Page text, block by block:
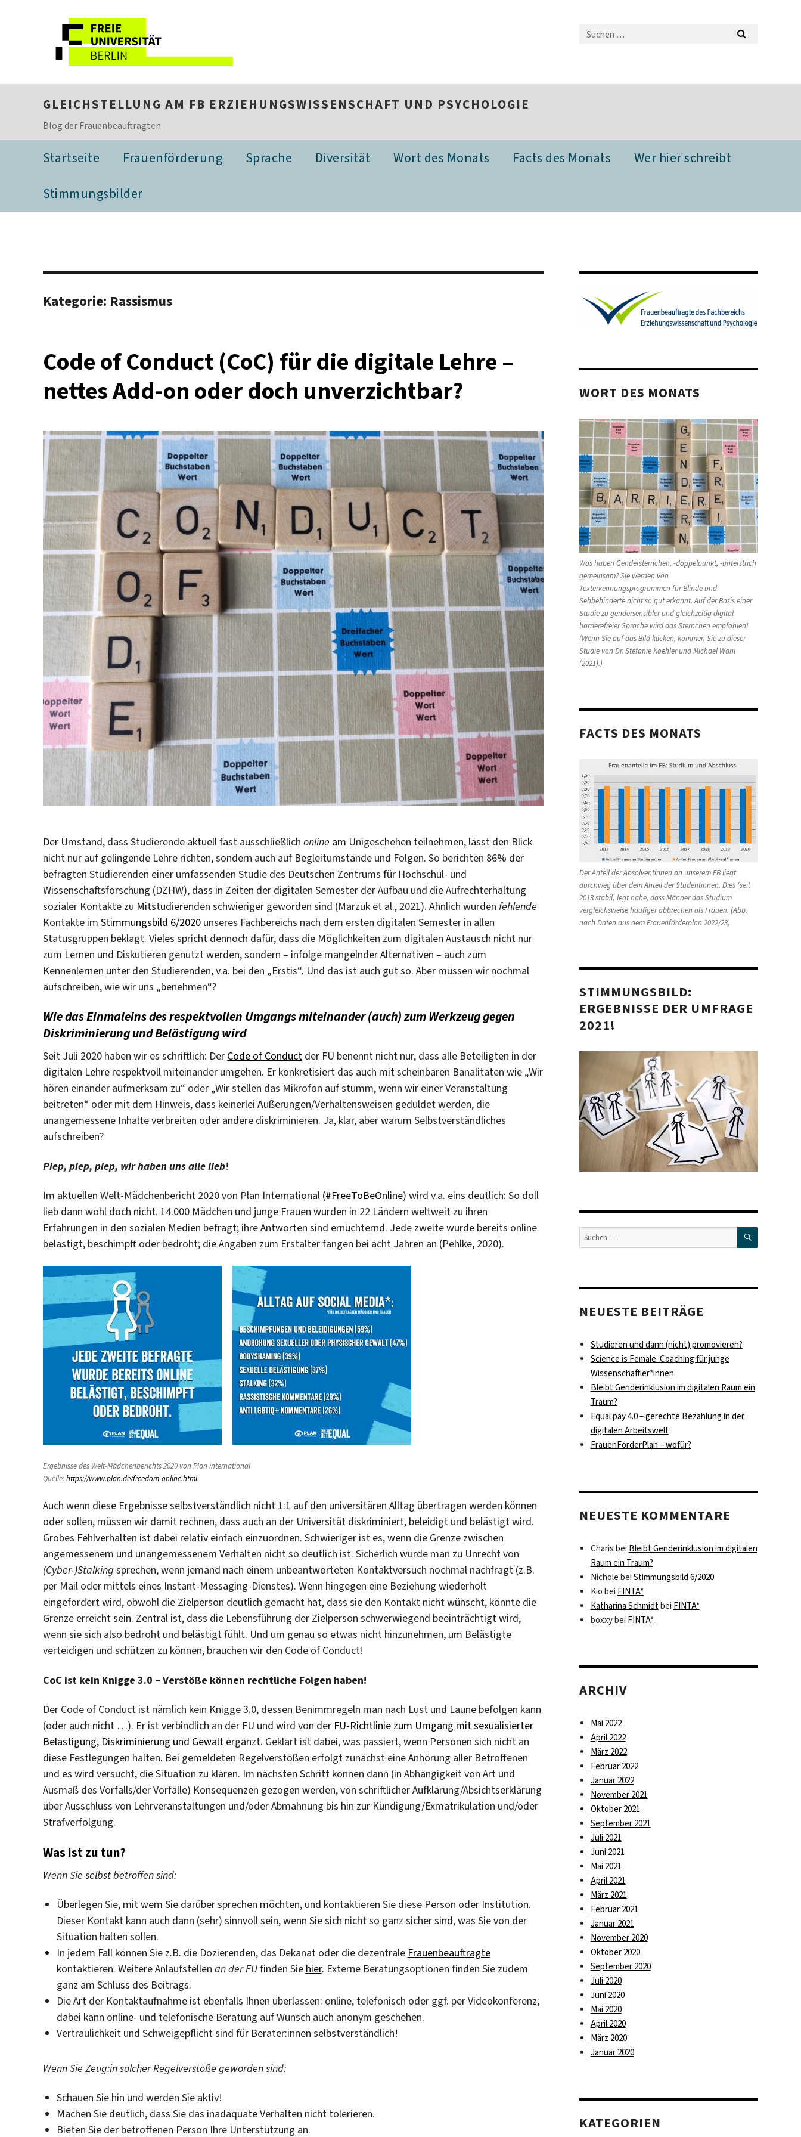
GLEICHSTELLUNG AM FB ERZIEHUNGSWISSENSCHAFT UND PSYCHOLOGIE
Blog der Frauenbeauftragten
Startseite Frauenförderung Sprache Diversität Wort des Monats Facts des Monats Wer hier schreibt
Stimmungsbilder
Kategorie: Rassismus
Code of Conduct (CoC) für die digitale Lehre –
nettes Add-on oder doch unverzichtbar?
Der Umstand, dass Studierende aktuell fast ausschließlich online am Unigeschehen teilnehmen, lässt den Blick
nicht nur auf gelingende Lehre richten, sondern auch auf Begleitumstände und Folgen. So berichten 86% der
befragten Studierenden einer umfassenden Studie des Deutschen Zentrums für Hochschul- und
Wissenschaftsforschung (DZHW), dass in Zeiten der digitalen Semester der Aufbau und die Aufrechterhaltung
sozialer Kontakte zu Mitstudierenden schwieriger geworden sind (Marzuk et al., 2021). Ähnlich wurden fehlende
Kontakte im Stimmungsbild 6/2020 unseres Fachbereichs nach dem ersten digitalen Semester in allen
Statusgruppen beklagt. Vieles spricht dennoch dafür, dass die Möglichkeiten zum digitalen Austausch nicht nur
zum Lernen und Diskutieren genutzt werden, sondern – infolge mangelnder Alternativen – auch zum
Kennenlernen unter den Studierenden, v.a. bei den „Erstis“. Und das ist auch gut so. Aber müssen wir nochmal
aufschreiben, wie wir uns „benehmen“?
Wie das Einmaleins des respektvollen Umgangs miteinander (auch) zum Werkzeug gegen
Diskriminierung und Belästigung wird
Seit Juli 2020 haben wir es schriftlich: Der Code of Conduct der FU benennt nicht nur, dass alle Beteiligten in der
digitalen Lehre respektvoll miteinander umgehen. Er konkretisiert das auch mit scheinbaren Banalitäten wie „Wir
hören einander aufmerksam zu“ oder „Wir stellen das Mikrofon auf stumm, wenn wir einer Veranstaltung
beitreten“ oder mit dem Hinweis, dass keinerlei Äußerungen/Verhaltensweisen geduldet werden, die
unangemessene Inhalte verbreiten oder andere diskriminieren. Ja, klar, aber warum Selbstverständliches
aufschreiben?
Piep, piep, piep, wir haben uns alle lieb!
Im aktuellen Welt-Mädchenbericht 2020 von Plan International (#FreeToBeOnline) wird v.a. eins deutlich: So doll
lieb dann wohl doch nicht. 14.000 Mädchen und junge Frauen wurden in 22 Ländern weltweit zu ihren
Erfahrungen in den sozialen Medien befragt; ihre Antworten sind ernüchternd. Jede zweite wurde bereits online
belästigt, beschimpft oder bedroht; die Angaben zum Erstalter fangen bei acht Jahren an (Pehlke, 2020).
Ergebnisse des Welt-Mädchenberichts 2020 von Plan international
Quelle:https://www.plan.de/freedom-online.html
Auch wenn diese Ergebnisse selbstverständlich nicht 1:1 auf den universitären Alltag übertragen werden können
oder sollen, müssen wir damit rechnen, dass auch an der Universität diskriminiert, beleidigt und belästigt wird.
Grobes Fehlverhalten ist dabei relativ einfach einzuordnen. Schwieriger ist es, wenn die Grenze zwischen
angemessenem und unangemessenem Verhalten nicht so deutlich ist. Sicherlich würde man zu Unrecht von
(Cyber-)Stalking sprechen, wenn jemand nach einem unbeantworteten Kontaktversuch nochmal nachfragt (z.B.
per Mail oder mittels eines Instant-Messaging-Dienstes). Wenn hingegen eine Beziehung wiederholt
eingefordert wird, obwohl die Zielperson deutlich gemacht hat, dass sie den Kontakt nicht wünscht, könnte die
Grenze erreicht sein. Zentral ist, dass die Lebensführung der Zielperson schwerwiegend beeinträchtigt wird,
wenn sie sich also bedroht und belästigt fühlt. Und um genau so etwas nicht hinzunehmen, um Belästigte
verteidigen und schützen zu können, brauchen wir den Code of Conduct!
CoC ist kein Knigge 3.0 – Verstöße können rechtliche Folgen haben!
Der Code of Conduct ist nämlich kein Knigge 3.0, dessen Benimmregeln man nach Lust und Laune befolgen kann
(oder auch nicht …). Er ist verbindlich an der FU und wird von der FU-Richtlinie zum Umgang mit sexualisierter
Belästigung, Diskriminierung und Gewalt ergänzt. Geklärt ist dabei, was passiert, wenn Personen sich nicht an
diese Festlegungen halten. Bei gemeldeten Regelverstößen erfolgt zunächst eine Anhörung aller Betroffenen
und es wird versucht, die Situation zu klären. Im nächsten Schritt können dann (in Abhängigkeit von Art und
Ausmaß des Vorfalls/der Vorfälle) Konsequenzen gezogen werden, von schriftlicher Aufklärung/Absichtserklärung
über Ausschluss von Lehrveranstaltungen und/oder Abmahnung bis hin zur Kündigung/Exmatrikulation und/oder
Strafverfolgung.
Was ist zu tun?
Wenn Sie selbst betroffen sind:
Überlegen Sie, mit wem Sie darüber sprechen möchten, und kontaktieren Sie diese Person oder Institution.
Dieser Kontakt kann auch dann (sehr) sinnvoll sein, wenn Sie sich nicht so ganz sicher sind, was Sie von der
Situation halten sollen.
In jedem Fall können Sie z.B. die Dozierenden, das Dekanat oder die dezentrale Frauenbeauftragte
kontaktieren. Weitere Anlaufstellen an der FUfinden Sie hier. Externe Beratungsoptionen finden Sie zudem
ganz am Schluss des Beitrags.
Die Art der Kontaktaufnahme ist ebenfalls Ihnen überlassen: online, telefonisch oder ggf. per Videokonferenz;
dabei kann online- und telefonische Beratung auf Wunsch auch anonym geschehen.
Vertraulichkeit und Schweigepflicht sind für Berater:innen selbstverständlich!
Wenn Sie Zeug:in solcher Regelverstöße geworden sind:
Schauen Sie hin und werden Sie aktiv!
Machen Sie deutlich, dass Sie das inadäquate Verhalten nicht tolerieren.
Bieten Sie der betroffenen Person Ihre Unterstützung an.
WORT DES MONATS
Was haben Gendersternchen, -doppelpunkt, -unterstrich
gemeinsam? Sie werden von
Texterkennungsprogrammen für Blinde und
Sehbehinderte nicht so gut erkannt. Auf der Basis einer
Studie zu gendersensibler und gleichzeitig digital
barrierefreier Sprache wird das Sternchen empfohlen!
(Wenn Sie auf das Bild klicken, kommen Sie zu dieser
Studie von Dr. Stefanie Koehler und Michael Wahl
(2021).)
FACTS DES MONATS
Der Anteil der Absolventinnen an unserem FB liegt
durchweg über dem Anteil der Studentinnen. Dies (seit
2013 stabil) legt nahe, dass Männer das Studium
vergleichsweise häufiger abbrechen als Frauen. (Abb.
nach Daten aus dem Frauenförderplan 2022/23)
STIMMUNGSBILD:
ERGEBNISSE DER UMFRAGE
2021!
Suche
nach:
SUCHEN
NEUESTE BEITRÄGE
Studieren und dann (nicht) promovieren?
Science is Female: Coaching für junge
Wissenschaftler*innen
Bleibt Genderinklusion im digitalen Raum ein
Traum?
Equal pay 4.0 – gerechte Bezahlung in der
digitalen Arbeitswelt
FrauenFörderPlan – wofür?
NEUESTE KOMMENTARE
Charis bei Bleibt Genderinklusion im digitalen
Raum ein Traum?
Nichole bei Stimmungsbild 6/2020
Kio bei FINTA*
Katharina Schmidtbei FINTA*
boxxybei FINTA*
ARCHIV
Mai 2022
April 2022
März 2022
Februar 2022
Januar 2022
November 2021
Oktober 2021
September 2021
Juli 2021
Juni 2021
Mai 2021
April 2021
März 2021
Februar 2021
Januar 2021
November 2020
Oktober 2020
September 2020
Juli 2020
Juni 2020
Mai 2020
April 2020
März 2020
Januar 2020
KATEGORIEN